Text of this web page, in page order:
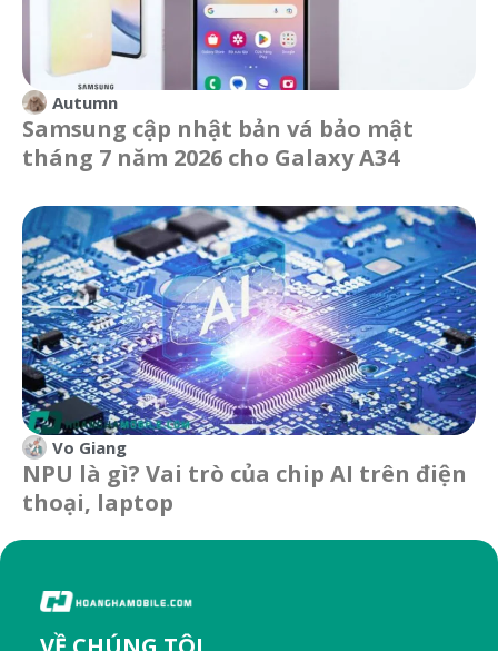
Autumn
Samsung cập nhật bản vá bảo mật
tháng 7 năm 2026 cho Galaxy A34
Vo Giang
NPU là gì? Vai trò của chip AI trên điện
thoại, laptop